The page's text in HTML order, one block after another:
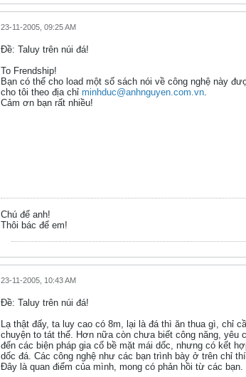
23-11-2005, 09:25 AM
Ðề: Taluy trên núi đá!
To Frendship!
Bạn có thể cho load một số sách nói về công nghệ này
cho tôi theo địa chỉ minhduc@anhnguyen.com.vn.
Cảm ơn bạn rất nhiều!
Chú để anh!
Thôi bác để em!
23-11-2005, 10:43 AM
Ðề: Taluy trên núi đá!
Lạ thật đấy, ta luy cao có 8m, lại là đá thì ăn thua gì, chỉ
chuyện to tát thế. Hơn nữa còn chưa biết công năng, yêu
đến các biện pháp gia cố bề mặt mái dốc, nhưng có kết
dốc đá. Các công nghệ như các bạn trình bày ở trên chỉ
Đây là quan điểm của mình, mong có phản hồi từ các bạn.